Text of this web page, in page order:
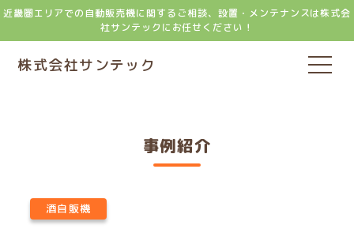
近畿圏エリアでの自動販売機に関するご相談、設置・メンテナンスは株式会
社サンテックにお任せください！
株式会社サンテック
事例紹介
酒自販機